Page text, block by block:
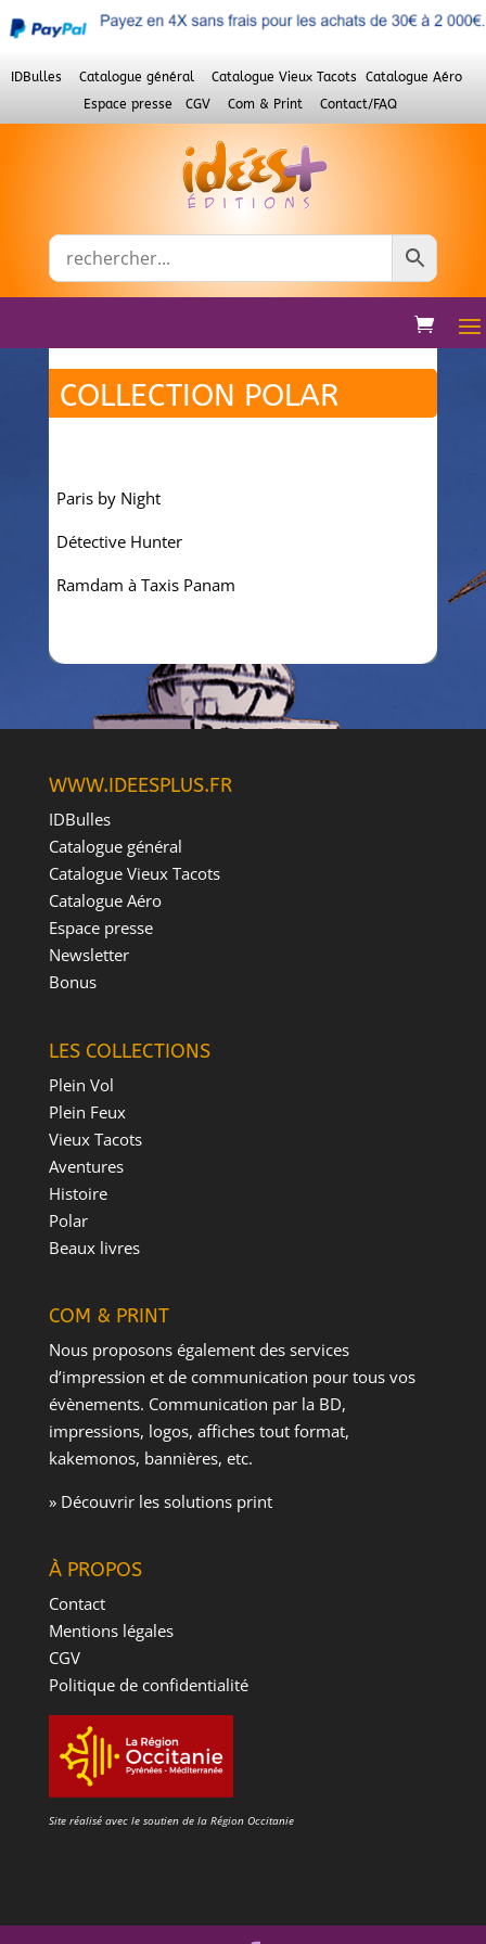
IDBulles Catalogue général Catalogue Vieux Tacots
Catalogue Aéro
Espace presseCGV Com & Print Contact/FAQ
COLLECTION POLAR
Paris by Night
Détective Hunter
Ramdam à Taxis Panam
WWW.IDEESPLUS.FR
IDBulles
Catalogue général
Catalogue Vieux Tacots
Catalogue Aéro
Espace presse
Newsletter
Bonus
LES COLLECTIONS
Plein Vol
Plein Feux
Vieux Tacots
Aventures
Histoire
Polar
Beaux livres
COM & PRINT
Nous proposons également des services
d’impression et de communication pour tous vos
évènements. Communication par la BD,
impressions, logos, affiches tout format,
kakemonos, bannières, etc.
» Découvrir les solutions print
À PROPOS
Contact
Mentions légales
CGV
Politique de confidentialité
Site réalisé avec le soutien de la Région Occitanie